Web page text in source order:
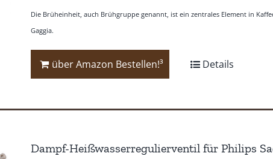
Die Brüheinheit, auch Brühgruppe genannt, ist ein zentrales Element in
Gaggia.
über Amazon Bestellen!³ Details
Dampf-Heißwasserregulierventil für Philips